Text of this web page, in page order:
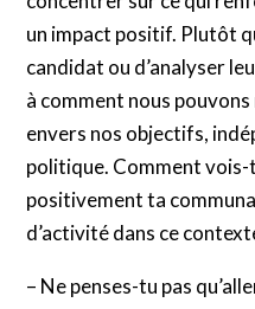
un impact positif. Plutôt
candidat ou d’analyser
à comment nous
envers nos objectifs,
politique. Comment
positivement ta
d’activité dans ce
– Ne penses-tu pas